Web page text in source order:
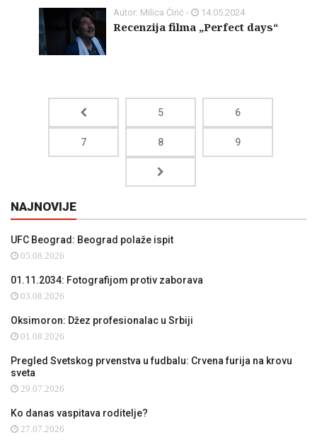
Autor: Milica Ćirić - 14.05.2024
Recenzija filma „Perfect days“
5 6
7 8 9
NAJNOVIJE
UFC Beograd: Beograd polaže ispit
05.08.2026
01.11.2034: Fotografijom protiv zaborava
03.08.2026
Oksimoron: Džez profesionalac u Srbiji
01.08.2026
Pregled Svetskog prvenstva u fudbalu: Crvena furija na krovu
sveta
29.07.2026
Ko danas vaspitava roditelje?
27.07.2026